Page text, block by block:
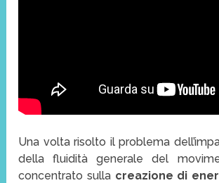
Una volta risolto il problema
della fluidità generale del
concentrato sulla creazione di